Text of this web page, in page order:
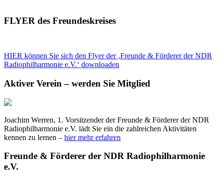
FLYER des Freundeskreises
HIER können Sie sich den Flyer der ‚Freunde & Förderer der NDR
Radiophilharmonie e.V.‘ downloaden
Aktiver Verein – werden Sie Mitglied
Joachim Werren, 1. Vorsitzender der Freunde & Förderer der NDR
Radiophilharmonie e.V. lädt Sie ein die zahlreichen Aktivitäten
kennen zu lernen – hier mehr erfahren
Freunde & Förderer der NDR Radiophilharmonie
e.V.